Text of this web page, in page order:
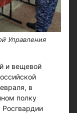
Управления
и вещевой
в
полку